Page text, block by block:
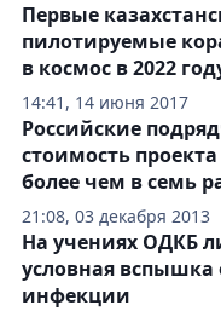
14:41, 14 июня 2017
Первые
пилотируемые
в космос в 2022
21:08, 03 декабря 2013
Российские
стоимость
более чем в семь
На учениях ОДКБ
условная вспышка
инфекции